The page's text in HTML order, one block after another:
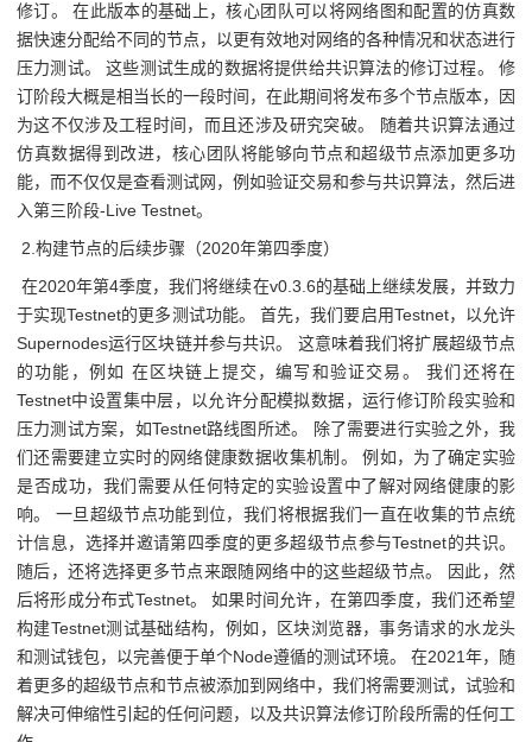
修订。 在此版本的基础上，核心团队可以将网络图和配置的仿真数
据快速分配给不同的节点，以更有效地对网络的各种情况和状态进行
压力测试。 这些测试生成的数据将提供给共识算法的修订过程。 修
订阶段大概是相当长的一段时间，在此期间将发布多个节点版本，因
为这不仅涉及工程时间，而且还涉及研究突破。 随着共识算法通过
仿真数据得到改进，核心团队将能够向节点和超级节点添加更多功
能，而不仅仅是查看测试网，例如验证交易和参与共识算法，然后进
入第三阶段-Live Testnet。
2.构建节点的后续步骤（2020年第四季度）
在2020年第4季度，我们将继续在v0.3.6的基础上继续发展，并致力
于实现Testnet的更多测试功能。 首先，我们要启用Testnet，以允许
Supernodes运行区块链并参与共识。 这意味着我们将扩展超级节点
的功能，例如 在区块链上提交，编写和验证交易。 我们还将在
Testnet中设置集中层，以允许分配模拟数据，运行修订阶段实验和
压力测试方案，如Testnet路线图所述。 除了需要进行实验之外，我
们还需要建立实时的网络健康数据收集机制。 例如，为了确定实验
是否成功，我们需要从任何特定的实验设置中了解对网络健康的影
响。 一旦超级节点功能到位，我们将根据我们一直在收集的节点统
计信息，选择并邀请第四季度的更多超级节点参与Testnet的共识。
随后，还将选择更多节点来跟随网络中的这些超级节点。 因此，然
后将形成分布式Testnet。 如果时间允许，在第四季度，我们还希望
构建Testnet测试基础结构，例如，区块浏览器，事务请求的水龙头
和测试钱包，以完善便于单个Node遵循的测试环境。 在2021年，随
着更多的超级节点和节点被添加到网络中，我们将需要测试，试验和
解决可伸缩性引起的任何问题，以及共识算法修订阶段所需的任何工